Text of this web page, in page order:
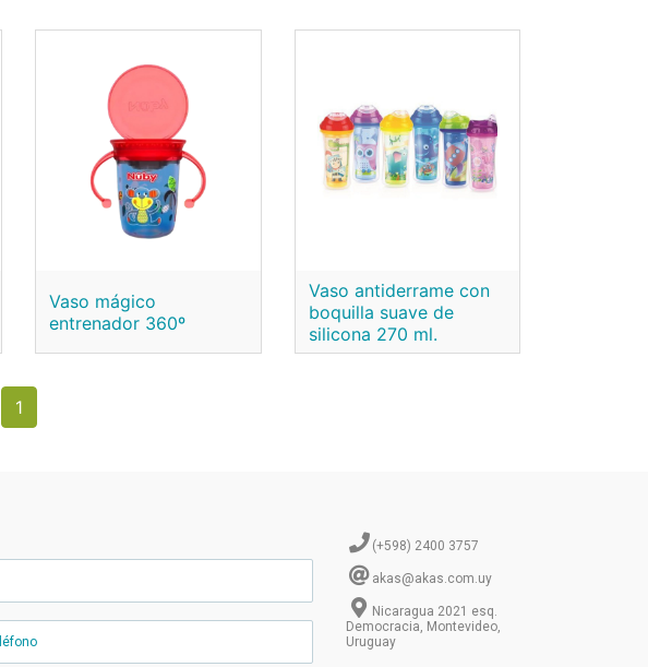
Vaso mágico
entrenador 360º
Vaso antiderrame con
boquilla suave de
silicona 270 ml.
1
(+598) 2400 3757
akas@akas.com.uy
Nicaragua 2021 esq.
Democracia, Montevideo,
Uruguay